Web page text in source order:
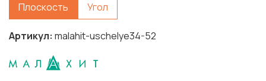
Плоскость
Угол
Артикул malahit-uschelye34-52